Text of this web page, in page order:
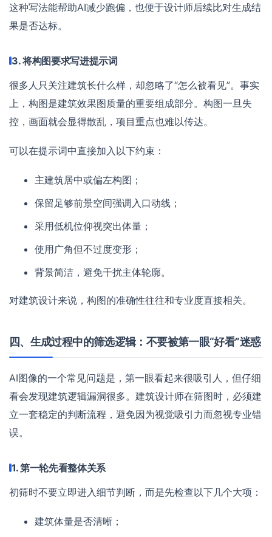
这种写法能帮助AI减少跑偏，也便于设计师后续比对生成结
果是否达标。
3. 将构图要求写进提示词
很多人只关注建筑长什么样，却忽略了“怎么被看见”。事实
上，构图是建筑效果图质量的重要组成部分。构图一旦失
控，画面就会显得散乱，项目重点也难以传达。
可以在提示词中直接加入以下约束：
主建筑居中或偏左构图；
保留足够前景空间强调入口动线；
采用低机位仰视突出体量；
使用广角但不过度变形；
背景简洁，避免干扰主体轮廓。
对建筑设计来说，构图的准确性往往和专业度直接相关。
四、生成过程中的筛选逻辑：不要被第一眼“好看”迷惑
AI图像的一个常见问题是，第一眼看起来很吸引人，但仔细
看会发现建筑逻辑漏洞很多。建筑设计师在筛图时，必须建
立一套稳定的判断流程，避免因为视觉吸引力而忽视专业错
误。
1. 第一轮先看整体关系
初筛时不要立即进入细节判断，而是先检查以下几个大项：
建筑体量是否清晰；